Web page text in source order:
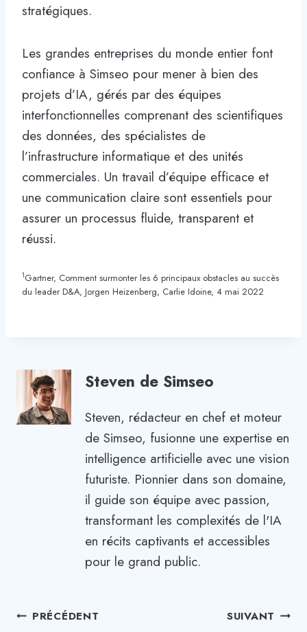
stratégiques.
Les grandes entreprises du monde entier font
confiance à Simseo pour mener à bien des
projets d’IA, gérés par des équipes
interfonctionnelles comprenant des scientifiques
des données, des spécialistes de
l’infrastructure informatique et des unités
commerciales. Un travail d’équipe efficace et
une communication claire sont essentiels pour
assurer un processus fluide, transparent et
réussi.
1Gartner, Comment surmonter les 6 principaux obstacles au succès
du leader D&A, Jorgen Heizenberg, Carlie Idoine, 4 mai 2022
Steven de Simseo
Steven, rédacteur en chef et moteur
de Simseo, fusionne une expertise en
intelligence artificielle avec une vision
futuriste. Pionnier dans son domaine,
il guide son équipe avec passion,
transformant les complexités de l'IA
en récits captivants et accessibles
pour le grand public.
Navigation
PRÉCÉDENT SUIVANT